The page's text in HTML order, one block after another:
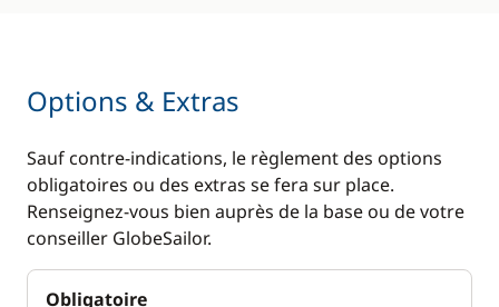
Options & Extras
Sauf contre-indications, le règlement des options
obligatoires ou des extras se fera sur place.
Renseignez-vous bien auprès de la base ou de votre
conseiller GlobeSailor.
Obligatoire